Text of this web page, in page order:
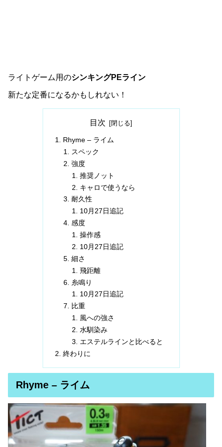
ライトゲーム用のシンキングPEライン
新たな定番になるかもしれない！
目次
Rhyme – ライム
スペック
強度
推奨ノット
キャロで使うなら
耐久性
10月27日追記
感度
操作感
10月27日追記
細さ
飛距離
糸鳴り
10月27日追記
比重
風への強さ
水馴染み
エステルラインと比べると
終わりに
Rhyme – ライム